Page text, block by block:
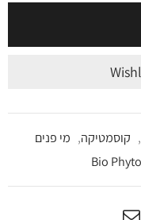
, קוסמטיקה, מי פנים